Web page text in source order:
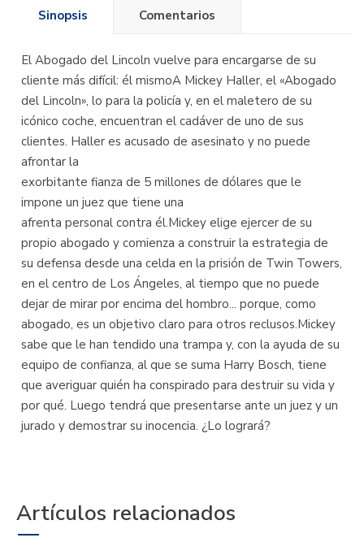
Sinopsis Comentarios
El Abogado del Lincoln vuelve para encargarse de su
cliente más difícil: él mismoA Mickey Haller, el «Abogado
del Lincoln», lo para la policía y, en el maletero de su
icónico coche, encuentran el cadáver de uno de sus
clientes. Haller es acusado de asesinato y no puede
afrontar la
exorbitante fianza de 5 millones de dólares que le
impone un juez que tiene una
afrenta personal contra él.Mickey elige ejercer de su
propio abogado y comienza a construir la estrategia de
su defensa desde una celda en la prisión de Twin Towers,
en el centro de Los Ángeles, al tiempo que no puede
dejar de mirar por encima del hombro... porque, como
abogado, es un objetivo claro para otros reclusos.Mickey
sabe que le han tendido una trampa y, con la ayuda de su
equipo de confianza, al que se suma Harry Bosch, tiene
que averiguar quién ha conspirado para destruir su vida y
por qué. Luego tendrá que presentarse ante un juez y un
jurado y demostrar su inocencia. ¿Lo logrará?
Artículos relacionados